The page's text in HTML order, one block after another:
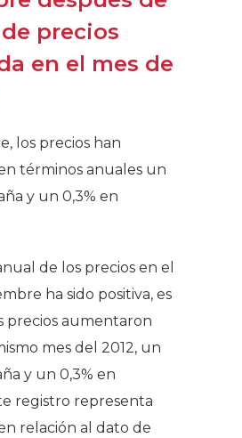
precios
en el mes de
los precios han
términos anuales un
y un 0,3% en
de los precios en el
ha sido positiva, es
precios aumentaron
mes del 2012, un
y un 0,3% en
registro representa
relación al dato de